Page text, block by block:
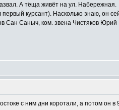
А тёща живёт на ул. Набережная.
курсант). Насколько знаю,
Сан Саныч, ком. звена Чистяков Юрий
с ним дни коротали, а потом он